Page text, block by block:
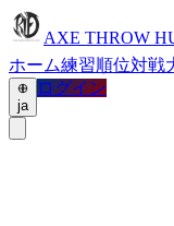
AXE THROW
ホーム練習順位対戦
ja
ログイン